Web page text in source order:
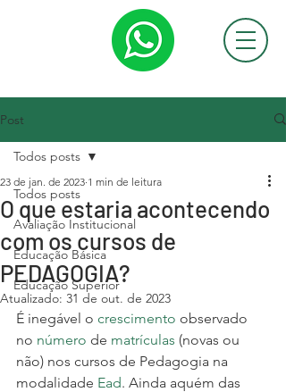
Post
Todos posts
Avaliação Institucional
Educação Básica
Educação Superior
Todos posts
O que estaria acontecendo
com os cursos de
PEDAGOGIA?
23 de jan. de 2023 1 min de leitura
Atualizado: 31 de out. de 2023
É inegável o crescimento observado
no número de matrículas (novas ou
não) nos cursos de Pedagogia na
modalidade Ead. Ainda aquém das